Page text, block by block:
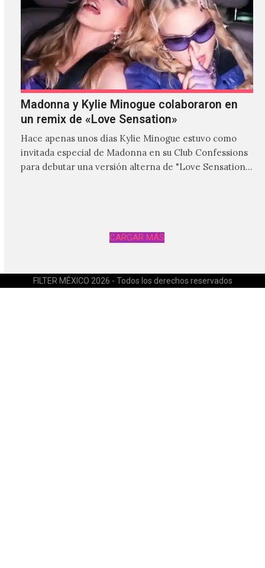
Madonna y Kylie Minogue colaboraron en
un remix de «Love Sensation»
Hace apenas unos días Kylie Minogue estuvo como
invitada especial de Madonna en su Club Confessions
para debutar una versión alterna de "Love Sensation",
CARGAR MÁS
FILTER MÉXICO 2026 - Todos los derechos reservados